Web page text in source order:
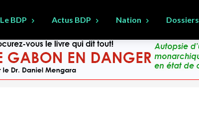
Le BDP Actus BDP Nation Dossiers